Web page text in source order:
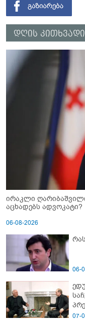
დღის
ირაკლი
აცხადებს ადვოკატი?
06-08-2026
06-
07-